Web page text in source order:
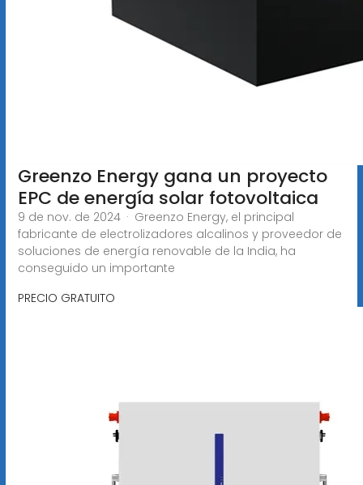
Greenzo Energy gana un proyecto
EPC de energía solar fotovoltaica
9 de nov. de 2024 · Greenzo Energy, el principal
fabricante de electrolizadores alcalinos y proveedor de
soluciones de energía renovable de la India, ha
conseguido un importante
PRECIO GRATUITO